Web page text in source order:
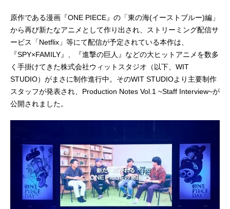
原作である漫画『ONE PIECE』の「東の海(イーストブルー)編」
から再び新たなアニメとして作り出され、ストリーミング配信サ
ービス「Netflix」等にて配信が予定されている本作は、
『SPY×FAMILY』、『進撃の巨人』などの大ヒットアニメを数多
く手掛けてきた株式会社ウィットスタジオ（以下、WIT
STUDIO）がまさに制作進行中。そのWIT STUDIOより主要制作
スタッフが発表され、Production Notes Vol.1 ~Staff Interview~が
公開されました。